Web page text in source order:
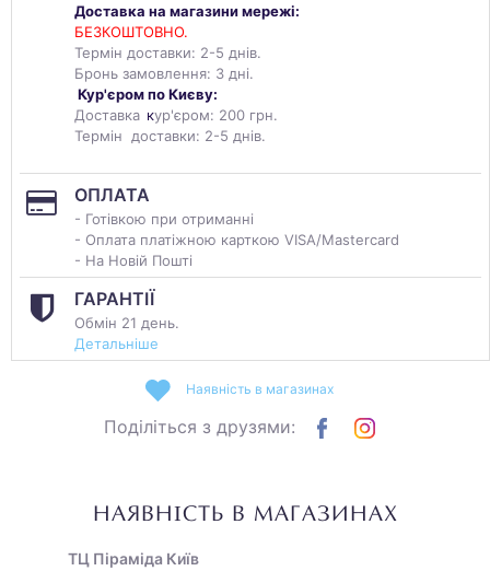
Доставка на магазини мережі:
БЕЗКОШТОВНО.
Термін доставки: 2-5 днів.
Бронь замовлення: 3 дні.
Кур'єром по Києву:
Доставка кур'єром: 200 грн.
Термін доставки: 2-5 днів.
ОПЛАТА
- Готівкою при отриманні
- Оплата платіжною карткою VISA/Mastercard
- На Новій Пошті
ГАРАНТІЇ
Обмін 21 день.
Детальніше
Наявність в магазинах
Поділіться з друзями:
НАЯВНІСТЬ В МАГАЗИНАХ
ТЦ Піраміда Київ